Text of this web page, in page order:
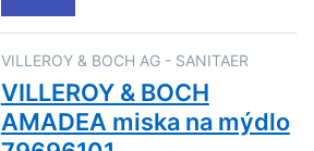
VILLEROY & BOCH AG - SANITAER
VILLEROY & BOCH
AMADEA miska na mýdlo